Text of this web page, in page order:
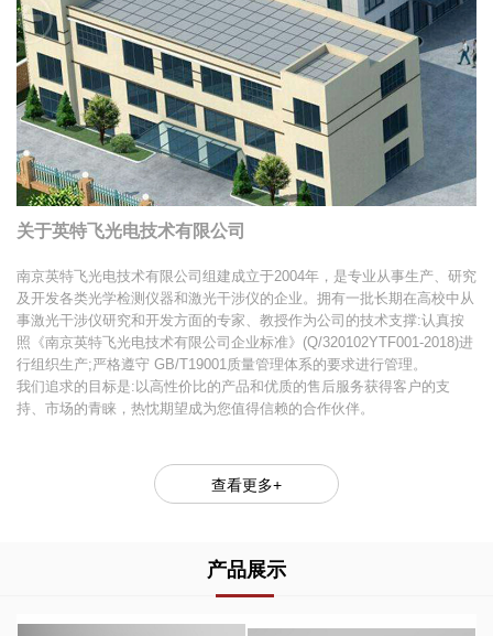
关于英特飞光电技术有限公司
南京英特飞光电技术有限公司组建成立于2004年，是专业从事生产、研究
及开发各类光学检测仪器和激光干涉仪的企业。拥有一批长期在高校中从
事激光干涉仪研究和开发方面的专家、教授作为公司的技术支撑:认真按
照《南京英特飞光电技术有限公司企业标准》(Q/320102YTF001-2018)进
行组织生产;严格遵守 GB/T19001质量管理体系的要求进行管理。
我们追求的目标是:以高性价比的产品和优质的售后服务获得客户的支
持、市场的青睐，热忱期望成为您值得信赖的合作伙伴。
查看更多+
产品展示